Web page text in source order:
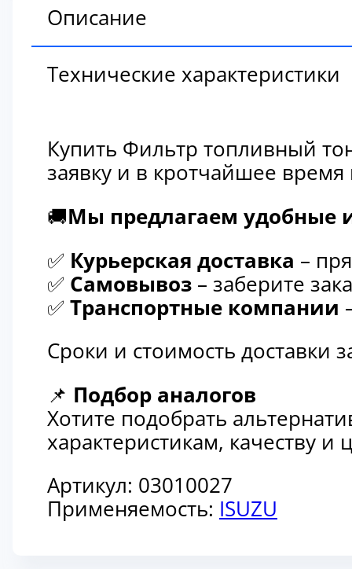
Описание
Технические характеристики
Купить Фильтр топливный
заявку и в кротчайшее
🚚Мы предлагаем удобные
✅ Курьерская доставка –
✅ Самовывоз – заберите
✅ Транспортные компании
Сроки и стоимость доставки
📌 Подбор аналогов
Хотите подобрать
характеристикам, качеству
Артикул: 03010027
Применяемость: ISUZU